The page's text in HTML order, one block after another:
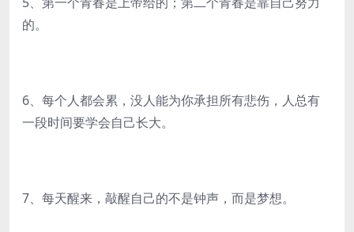
的。
6、每个人都会累，没人能为你承担所有悲伤，人总有
一段时间要学会自己长大。
7、每天醒来，敲醒自己的不是钟声，而是梦想。